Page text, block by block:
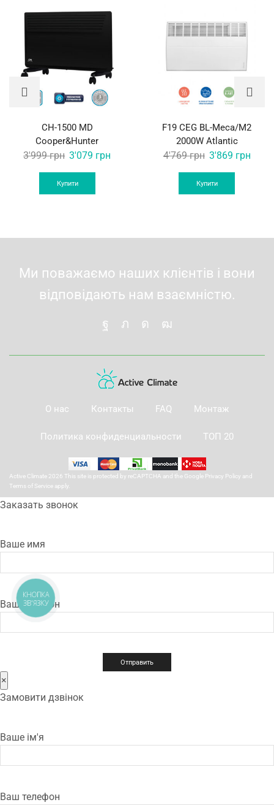
CH-1500 MD
Cooper&Hunter
3'999грн Original
was:
3'079 грн
Купити
F19 CEG BL-Meca/M2
2000W Atlantic
4'769грн Original
was:
3'869 грн
Купити
Ми поважаємо наших клієнтів і вони
відповідають нам взаємністю.
О нас Контакты FAQ Монтаж
Политика конфиденциальности ТОП 20
Active Climate 2026 This site is protected by reCAPTCHA and the Google Privacy Policy and
Terms of Service apply.
Заказать звонок
Ваше имя
Ваш телефон
×
Замовити дзвінок
Ваше ім'я
Ваш телефон
КНОПКА
ЗВ'ЯЗКУ